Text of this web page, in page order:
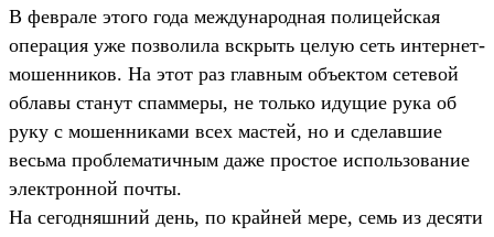
В феврале этого года международная полицейская
операция уже позволила вскрыть целую сеть интернет-
мошенников. На этот раз главным объектом сетевой
облавы станут спаммеры, не только идущие рука об
руку с мошенниками всех мастей, но и сделавшие
весьма проблематичным даже простое использование
электронной почты.
На сегодняшний день, по крайней мере, семь из десяти